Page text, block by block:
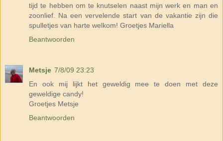
tijd te hebben om te knutselen naast mijn werk en man en
zoonlief. Na een vervelende start van de vakantie zijn die
spulletjes van harte welkom! Groetjes Mariella
Beantwoorden
Metsje 7/8/09 23:23
En ook mij lijkt het geweldig mee te doen met deze
geweldige candy!
Groetjes Metsje
Beantwoorden